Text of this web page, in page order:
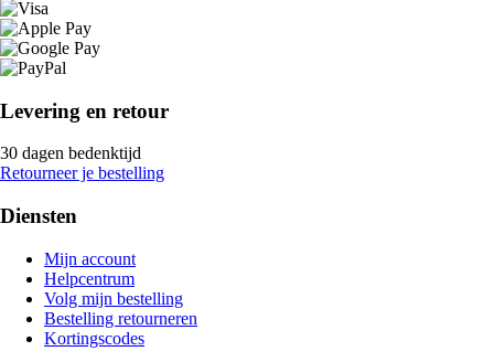
Levering en retour
30 dagen bedenktijd
Retourneer je bestelling
Diensten
Mijn account
Helpcentrum
Volg mijn bestelling
Bestelling retourneren
Kortingscodes